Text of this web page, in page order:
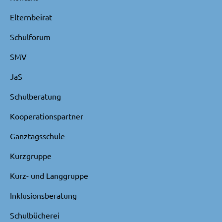
Elternbeirat
Schulforum
SMV
JaS
Schulberatung
Kooperationspartner
Ganztagsschule
Kurzgruppe
Kurz- und Langgruppe
Inklusionsberatung
Schulbücherei